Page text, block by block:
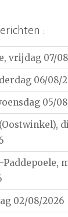
:
vrijdag 07/
06/08/
05/
02/08/2026